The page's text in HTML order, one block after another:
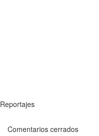
Reportajes
Comentarios cerrados